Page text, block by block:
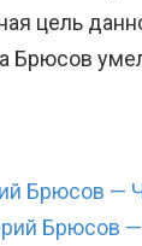
цель
Брюсов
Брюсов —
Брюсов